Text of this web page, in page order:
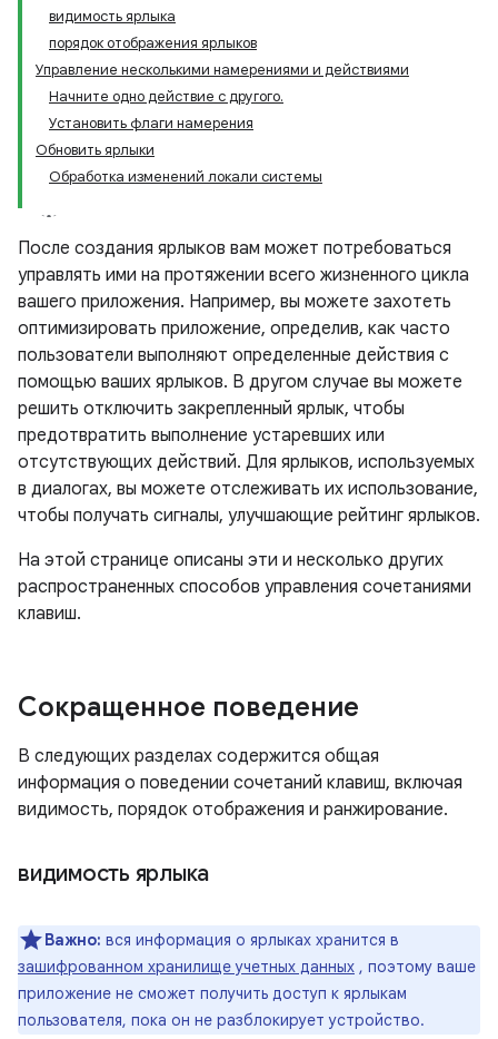
видимость ярлыка
порядок отображения ярлыков
Управление несколькими намерениями и действиями
Начните одно действие с другого.
Установить флаги намерения
Обновить ярлыки
Обработка изменений локали системы
После создания ярлыков вам может потребоваться
управлять ими на протяжении всего жизненного цикла
вашего приложения. Например, вы можете захотеть
оптимизировать приложение, определив, как часто
пользователи выполняют определенные действия с
помощью ваших ярлыков. В другом случае вы можете
решить отключить закрепленный ярлык, чтобы
предотвратить выполнение устаревших или
отсутствующих действий. Для ярлыков, используемых
в диалогах, вы можете отслеживать их использование,
чтобы получать сигналы, улучшающие рейтинг ярлыков.
На этой странице описаны эти и несколько других
распространенных способов управления сочетаниями
клавиш.
Сокращенное поведение
В следующих разделах содержится общая
информация о поведении сочетаний клавиш, включая
видимость, порядок отображения и ранжирование.
видимость ярлыка
Важно: вся информация о ярлыках хранится в
зашифрованном хранилище учетных данных , поэтому ваше
приложение не сможет получить доступ к ярлыкам
пользователя, пока он не разблокирует устройство.